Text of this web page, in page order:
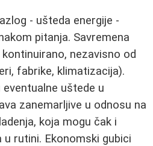
- ušteda energije -
pitanja. Savremena
nezavisno od
fabrike, klimatizacija).
uštede u
zanemarljive u odnosu na
koja mogu čak i
rutini. Ekonomski gubici